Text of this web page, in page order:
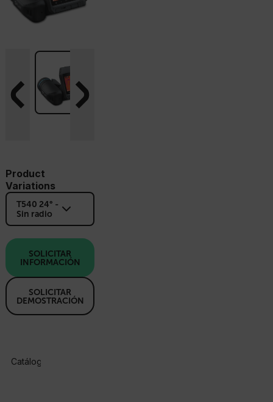
Product
Variations
T540 24° -
Sin radio
SOLICITAR
INFORMACIÓN
SOLICITAR
DEMOSTRACIÓN
Catálogo De Productos